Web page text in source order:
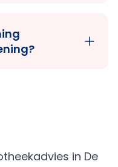
in De